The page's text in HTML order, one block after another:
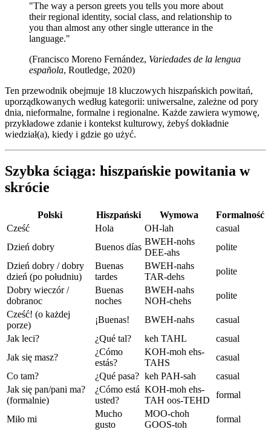
"The way a person greets you tells you more about
their regional identity, social class, and relationship to
you than almost any other single utterance in the
language."
(Francisco Moreno Fernández, Variedades de la lengua
española, Routledge, 2020)
Ten przewodnik obejmuje 18 kluczowych hiszpańskich powitań,
uporządkowanych według kategorii: uniwersalne, zależne od pory
dnia, nieformalne, formalne i regionalne. Każde zawiera wymowę,
przykładowe zdanie i kontekst kulturowy, żebyś dokładnie
wiedział(a), kiedy i gdzie go użyć.
Szybka ściąga: hiszpańskie powitania w
skrócie
Polski Hiszpański Wymowa
Formalność
Cześć
Hola OH-lah
casual
Dzień dobry
Buenos días
BWEH-nohs
DEE-ahs
polite
Dzień dobry / dobry
dzień (po południu)
Buenas
tardes
BWEH-nahs
TAR-dehs
polite
Dobry wieczór /
dobranoc
Buenas
noches
BWEH-nahs
NOH-chehs
polite
Cześć! (o każdej
porze)
¡Buenas! BWEH-nahs
casual
Jak leci?
¿Qué tal? keh TAHL
casual
Jak się masz?
¿Cómo
estás?
KOH-moh ehs-
TAHS
casual
Co tam?
¿Qué pasa? keh PAH-sah
casual
Jak się pan/pani ma?
(formalnie)
¿Cómo está
usted?
KOH-moh ehs-
TAH oos-TEHD
formal
Miło mi
Mucho
gusto
MOO-choh
GOOS-toh
formal